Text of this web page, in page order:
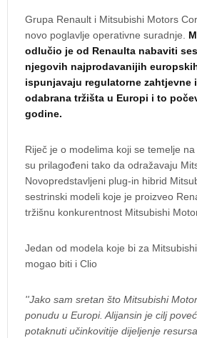
Grupa Renault i Mitsubishi Motors
novo poglavlje operativne suradnje.
odlučio je od Renaulta nabaviti
njegovih najprodavanijih
ispunjavaju regulatorne zahtjevne
odabrana tržišta u Europi i to
godine.
Riječ je o modelima koji se temelje
su prilagođeni tako da odražavaju
Novopredstavljeni plug-in hibrid
sestrinski modeli koje je proizveo
tržišnu konkurentnost Mitsubishi
Jedan od modela koje bi za
mogao biti i Clio
''Jako sam sretan što Mitsubishi
ponudu u Europi. Alijansin je cilj
potaknuti učinkovitije dijeljenje